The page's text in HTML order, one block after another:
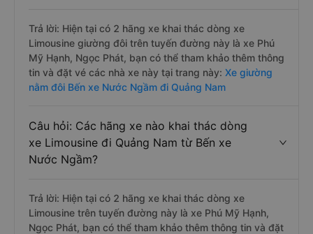
Trả lời: Hiện tại có 2 hãng xe khai thác dòng xe
Limousine giường đôi trên tuyến đường này là xe Phú
Mỹ Hạnh, Ngọc Phát, bạn có thể tham khảo thêm thông
tin và đặt vé các nhà xe này tại trang này: Xe giường
nằm đôi Bến xe Nước Ngầm đi Quảng Nam
Câu hỏi: Các hãng xe nào khai thác dòng
xe Limousine đi Quảng Nam từ Bến xe
Nước Ngầm?
Trả lời: Hiện tại có 2 hãng xe khai thác dòng xe
Limousine trên tuyến đường này là xe Phú Mỹ Hạnh,
Ngọc Phát, bạn có thể tham khảo thêm thông tin và đặt